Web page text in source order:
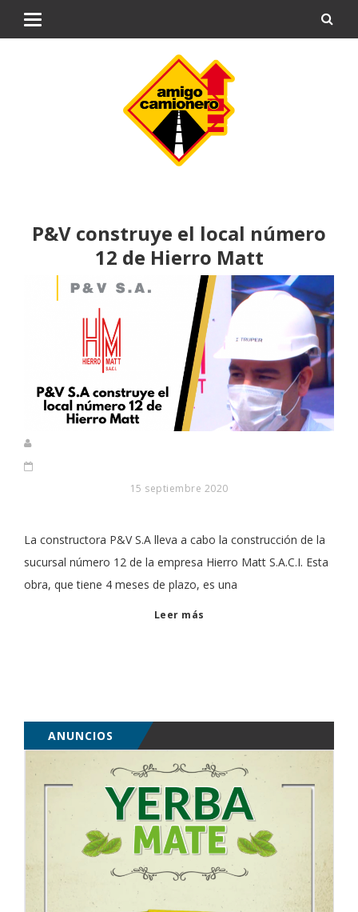
P&V construye el local número
12 de Hierro Matt
15 septiembre 2020
La constructora P&V S.A lleva a cabo la construcción de la
sucursal número 12 de la empresa Hierro Matt S.A.C.I. Esta
obra, que tiene 4 meses de plazo, es una
Leer más
ANUNCIOS